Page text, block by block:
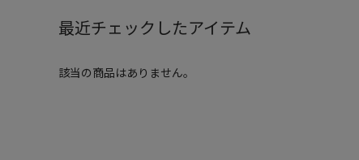
最近チェックしたアイテム
該当の商品はありません。